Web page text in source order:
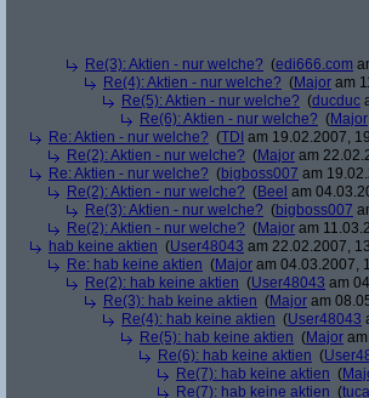
Re(3): Aktien - nur welche? (edi666.com
Re(4): Aktien - nur welche? (Major am
Re(5): Aktien - nur welche? (ducduc
Re(6): Aktien - nur welche? (Major
Re: Aktien - nur welche? (TDI am 19.02.2007,
Re(2): Aktien - nur welche? (Major am
Re: Aktien - nur welche? (bigboss007 am
Re(2): Aktien - nur welche? (Beel am
Re(3): Aktien - nur welche? (bigboss007
Re(2): Aktien - nur welche? (Major am
hab keine aktien (User48043 am 22.02.2007,
Re: hab keine aktien (Major am 04.03.2007,
Re(2): hab keine aktien (User48043 am
Re(3): hab keine aktien (Major am
Re(4): hab keine aktien (User48043
Re(5): hab keine aktien (Major
Re(6): hab keine aktien (
Re(7): hab keine aktien (
Re(7): hab keine aktien (